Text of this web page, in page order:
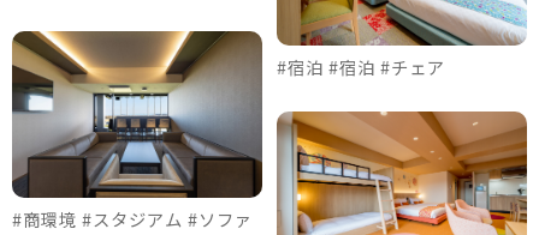
#商環境 #スタジアム #ソファ
#宿泊 #宿泊 #チェア